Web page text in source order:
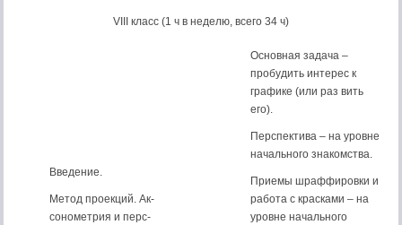
VIII класс (1 ч в неделю, всего 34 ч)
Введение.
Метод проекций. Ак­
сонометрия и перс­
Основная задача –
пробудить интерес к
графике (или раз вить
его).
Перспектива – на уровне
начального знакомства.
Приемы шраффировки и
работа с красками – на
уровне начального